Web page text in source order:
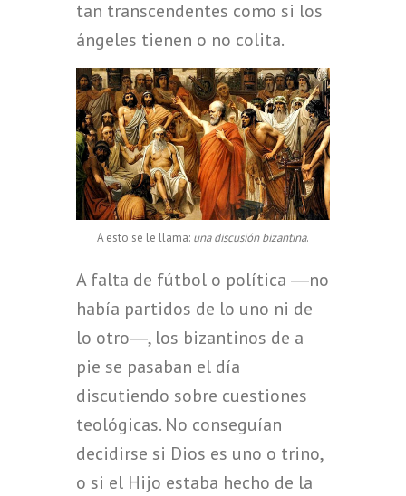
tan transcendentes como si los
ángeles tienen o no colita.
A esto se le llama: una discusión bizantina.
A falta de fútbol o política ―no
había partidos de lo uno ni de
lo otro―, los bizantinos de a
pie se pasaban el día
discutiendo sobre cuestiones
teológicas. No conseguían
decidirse si Dios es uno o trino,
o si el Hijo estaba hecho de la